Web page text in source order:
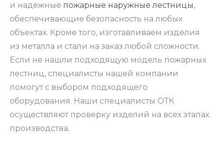
и надежные пожарные наружные лестницы,
обеспечивающие безопасность на любых
объектах. Кроме того, изготавливаем изделия
из металла и стали на заказ любой сложности.
Если не нашли подходящую модель пожарных
лестниц, специалисты нашей компании
помогут с выбором подходящего
оборудования. Наши специалисты ОТК
осуществляют проверку изделий на всех этапах
производства.